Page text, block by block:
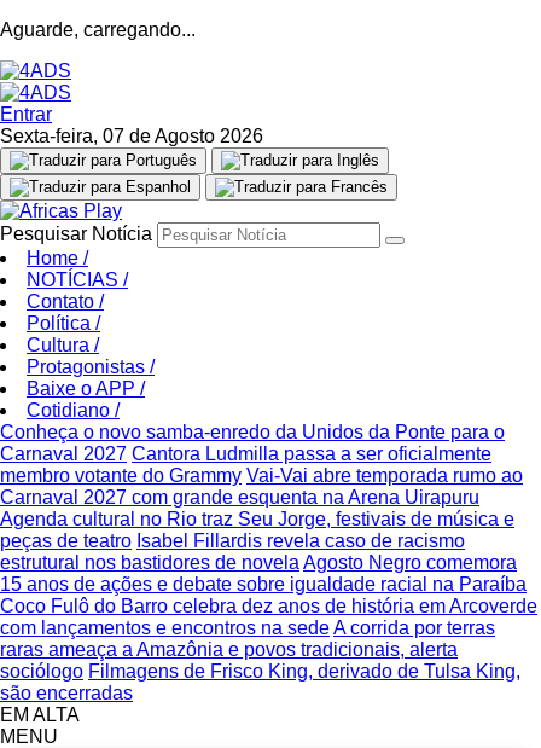
Aguarde, carregando...
Entrar
Sexta-feira, 07 de Agosto 2026
Pesquisar Notícia
Home /
NOTÍCIAS /
Contato /
Política /
Cultura /
Protagonistas /
Baixe o APP /
Cotidiano /
Conheça o novo samba-enredo da Unidos da Ponte para o
Carnaval 2027 Cantora Ludmilla passa a ser oficialmente
membro votante do Grammy Vai-Vai abre temporada rumo ao
Carnaval 2027 com grande esquenta na Arena Uirapuru
Agenda cultural no Rio traz Seu Jorge, festivais de música e
peças de teatro Isabel Fillardis revela caso de racismo
estrutural nos bastidores de novela Agosto Negro comemora
15 anos de ações e debate sobre igualdade racial na Paraíba
Coco Fulô do Barro celebra dez anos de história em Arcoverde
com lançamentos e encontros na sedeA corrida por terras
raras ameaça a Amazônia e povos tradicionais, alerta
sociólogo Filmagens de Frisco King, derivado de Tulsa King,
são encerradas
EM ALTA
MENU